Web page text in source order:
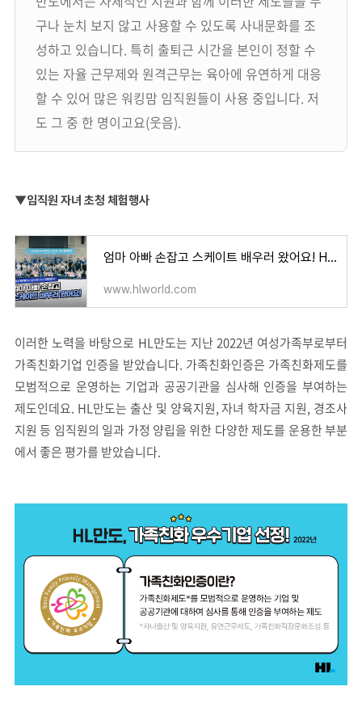
구나 눈치 보지 않고 사용할 수 있도록 사내문화를 조
성하고 있습니다. 특히 출퇴근 시간을 본인이 정할 수
있는 자율 근무제와 원격근무는 육아에 유연하게 대응
할 수 있어 많은 워킹맘 임직원들이 사용 중입니다. 저
도 그 중 한 명이고요(웃음).
▼임직원 자녀 초청 체험행사
엄마 아빠 손잡고 스케이트 배우러 왔어요! HL안양과 함께하는 임직원 자녀 체험행사
www.hlworld.com
이러한 노력을 바탕으로 HL만도는 지난 2022년 여성가족부로부터
가족친화기업 인증을 받았습니다. 가족친화인증은 가족친화제도를
모범적으로 운영하는 기업과 공공기관을 심사해 인증을 부여하는
제도인데요. HL만도는 출산 및 양육지원, 자녀 학자금 지원, 경조사
지원 등 임직원의 일과 가정 양립을 위한 다양한 제도를 운용한 부분
에서 좋은 평가를 받았습니다.